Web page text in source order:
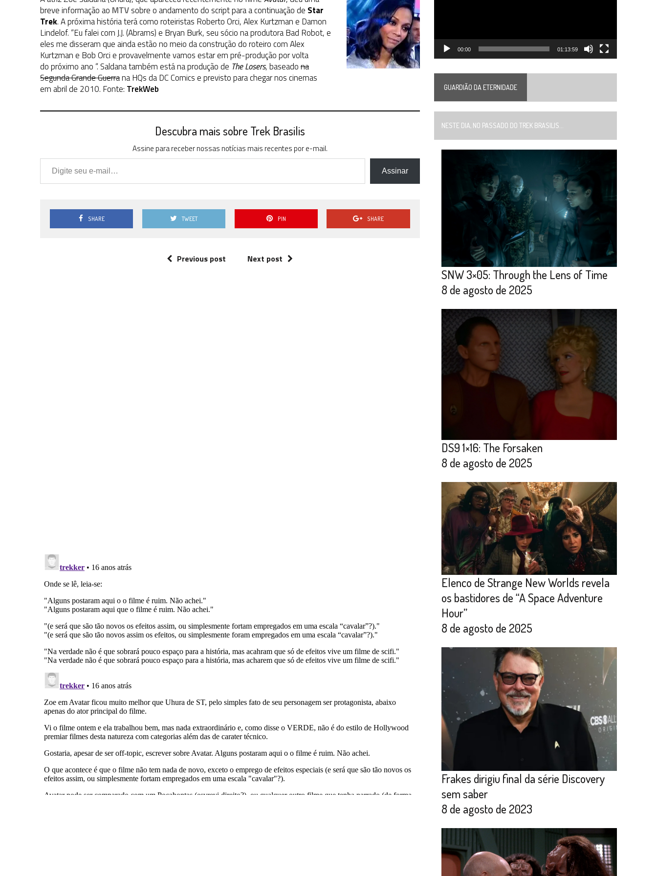
2 DE AGOSTO DE 2026 TB AO VIVO | STAR TREK: STRANGE NEW WORLDS – “THE GRIFFIN INCIDENT” (4×02)
1 DE AGOSTO DE 2026 | ELENCO DE STRANGE NEW WORLDS ENCARA O FIM DE UMA ERA NA SDCC
8 DE AGOSTO DE 2026 | NOVO VOLUME DACOLEÇÃO TB ABORDA QUARTA TEMPORADA DEA NOVA GERAÇÃO
breve informação ao MTVsobre o andamento do script para a continuação de Star
Trek. A próxima história terá como roteiristas Roberto Orci, Alex Kurtzman e Damon
Lindelof. “Eu falei com J.J. (Abrams) e Bryan Burk, seu sócio na produtora Bad Robot, e
eles me disseram que ainda estão no meio da construção do roteiro com Alex
Kurtzman e Bob Orci e provavelmente vamos estar em pré-produção por volta
do próximo ano “. Saldana também está na produção de The Losers, baseadona
Segunda Grande Guerrana HQs da DC Comics e previsto para chegar nos cinemas
em abril de 2010. Fonte: TrekWeb
Descubra mais sobre Trek Brasilis
Assine para receber nossas notícias mais recentes por e-mail.
Digite seu e-mail…
Assinar
SHARE TWEET PIN SHARE
Previous post Next post
00:00 01:13:59
GUARDIÃO DA ETERNIDADE
NESTE DIA, NO PASSADO DO TREK BRASILIS...
SNW 3×05: Through the Lens of Time
8 de agosto de 2025
DS9 1×16: The Forsaken
8 de agosto de 2025
Elenco de Strange New Worlds revela
os bastidores de “A Space Adventure
Hour”
8 de agosto de 2025
Frakes dirigiu final da série Discovery
sem saber
8 de agosto de 2023